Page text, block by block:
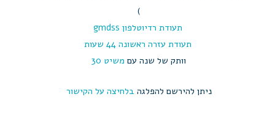
)
תעודת רדיוטלפון gmdss
תעודת עזרה ראשונה 44 שעות
וותק של שנה עם משיט 30
ניתן להירשם להפלגה בלחיצה על הקישור